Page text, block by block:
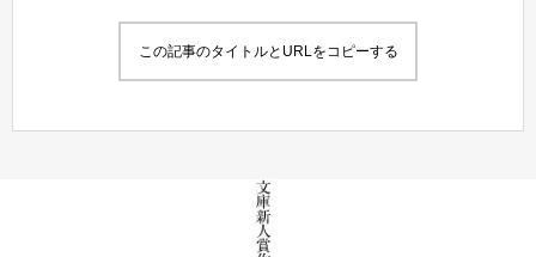
この記事のタイトルとURLをコピーする